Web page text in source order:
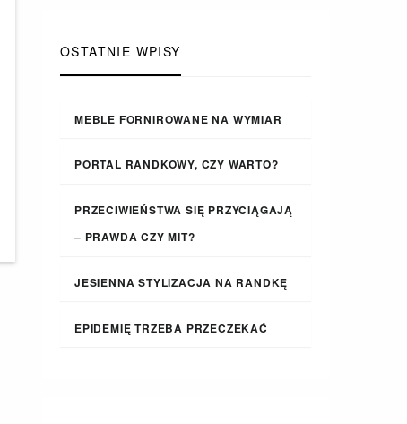
OSTATNIE WPISY
MEBLE FORNIROWANE NA WYMIAR
PORTAL RANDKOWY, CZY WARTO?
PRZECIWIEŃSTWA SIĘ PRZYCIĄGAJĄ
– PRAWDA CZY MIT?
JESIENNA STYLIZACJA NA RANDKĘ
EPIDEMIĘ TRZEBA PRZECZEKAĆ